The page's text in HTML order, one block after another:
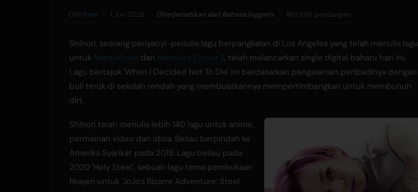
OlehSam 1 Jun 2026 Diterjemahkan dari Bahasa Inggeris 2,696 pandangan
Shihori, seorang penyanyi-penulis lagu berpangkalan di Los Angeles yang telah menulis lagu
untuk Nana Mizuki dan Momoiro Clover Z, telah melancarkan single digital baharu hari ini.
Lagu bertajuk 'When I Decided Not To Die' ini berdasarkan pengalaman peribadinya dengan
buli teruk di sekolah rendah yang membuatkannya mempertimbangkan untuk membunuh
diri.
Shihori telah menulis lebih 140 lagu untuk anime,
permainan video dan idola. Beliau berpindah ke
Amerika Syarikat pada 2018. Lagu beliau pada
2020 'Holy Steel', sebuah lagu tema pembukaan
fiksyen untuk 'JoJo's Bizarre Adventure: Steel